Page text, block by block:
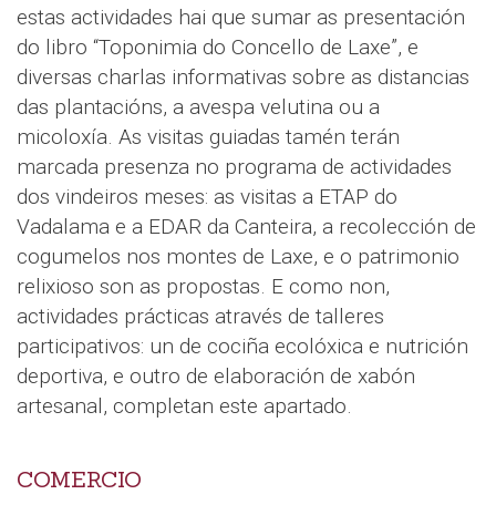
estas actividades hai que sumar as presentación
do libro “Toponimia do Concello de Laxe”, e
diversas charlas informativas sobre as distancias
das plantacións, a avespa velutina ou a
micoloxía. As visitas guiadas tamén terán
marcada presenza no programa de actividades
dos vindeiros meses: as visitas a ETAP do
Vadalama e a EDAR da Canteira, a recolección de
cogumelos nos montes de Laxe, e o patrimonio
relixioso son as propostas. E como non,
actividades prácticas através de talleres
participativos: un de cociña ecolóxica e nutrición
deportiva, e outro de elaboración de xabón
artesanal, completan este apartado.
COMERCIO